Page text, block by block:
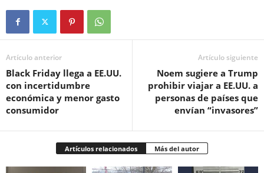
Artículo anterior
Black Friday llega a EE.UU.
con incertidumbre
económica y menor gasto
consumidor
Artículo siguiente
Noem sugiere a Trump
prohibir viajar a EE.UU. a
personas de países que
envían “invasores”
Artículos relacionados Más del autor